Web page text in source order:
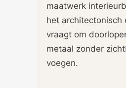
maatwerk
het architectonisch
vraagt om
metaal zonder
voegen.